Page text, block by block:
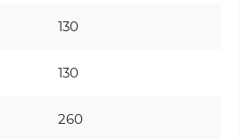
130
130
260